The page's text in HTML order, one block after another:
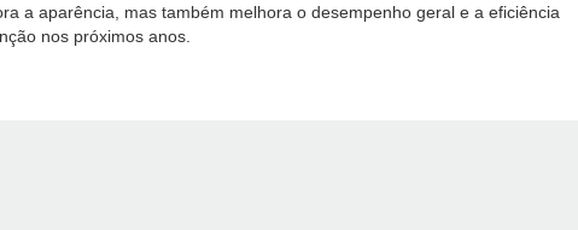
a aparência, mas também melhora o desempenho geral e a eficiência
nos próximos anos.